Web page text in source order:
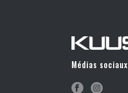
Médias sociaux